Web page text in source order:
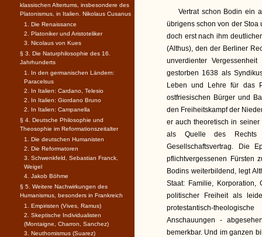
Vertrat schon Bodin ein
übrigens schon von der Stoa
doch erst nach ihm
(Althus), den der Berliner
unverdienter
gestorben 1638 als
Leben und Lehre für das
ostfriesischen Bürger und
den Freiheitskampf der
er auch theoretisch in seiner
als Quelle des Rechts
Gesellschaftsvertrag. Die
pflichtvergessenen Fürsten
Bodins weiterbildend, legt
Staat: Familie, Korporation,
politischer Freiheit als
protestantisch-
Anschauungen -
bemerkbar. Und im ganzen
klassischen Altertums, insbesondere des
Platonismus, in Italien. Nikolaus Cusanus
1. Die Renaissance
2. Platoniker und Aristoteliker
3. Nicolaus von Kues
§ 3. Die Naturphilosophie des 16.
Jahrhunderts
1. In den germanischen Ländern:
Paracelsus
2. In Italien: Cardano, Telesio
2. In Italien: Giordano Bruno
2. In Italien: Campanella
§ 4. Deutsche Philosophie und
Theosophie im Reformationszeitalter
1. Die deutschen Humanisten
2. Die Reformatoren
3. Schwenkfeld, Sebastian Franck,
Weigel
4. Jakob Böhme
§ 5. Weitere Nachwirkungen des
Humanismus, besonders in Frankreich
1. Empiristen (Vives, Ramus)
2. Skeptische Individualisten
(Montaigne, Charron, Sanchez)
3. Neuthomismus (Suarez)